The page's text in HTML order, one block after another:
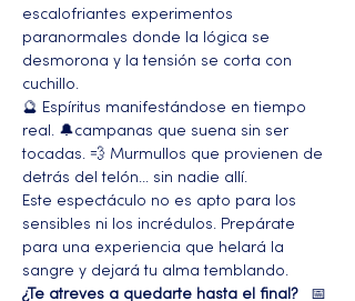
escalofriantes experimentos
paranormales donde la lógica se
desmorona y la tensión se corta con
cuchillo.
🔮 Espíritus manifestándose en tiempo
real. 🔔campanas que suena sin ser
tocadas. 💨 Murmullos que provienen de
detrás del telón... sin nadie allí.
Este espectáculo no es apto para los
sensibles ni los incrédulos. Prepárate
para una experiencia que helará la
sangre y dejará tu alma temblando.
¿Te atreves a quedarte hasta el final? 📅